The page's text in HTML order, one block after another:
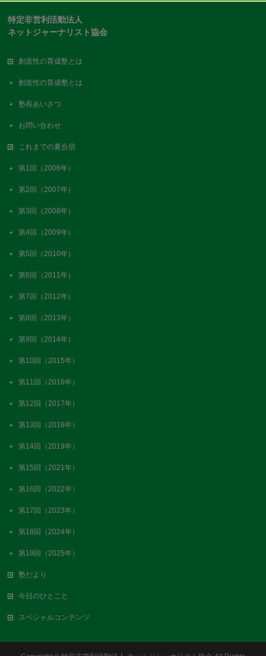
特定非営利活動法人
ネットジャーナリスト協会
創造性の育成塾とは
創造性の育成塾とは
塾長あいさつ
お問い合わせ
これまでの夏合宿
第1回（2006年）
第2回（2007年）
第3回（2008年）
第4回（2009年）
第5回（2010年）
第6回（2011年）
第7回（2012年）
第8回（2013年）
第9回（2014年）
第10回（2015年）
第11回（2016年）
第12回（2017年）
第13回（2018年）
第14回（2019年）
第15回（2021年）
第16回（2022年）
第17回（2023年）
第18回（2024年）
第19回（2025年）
塾だより
今日のひとこと
スペシャルコンテンツ